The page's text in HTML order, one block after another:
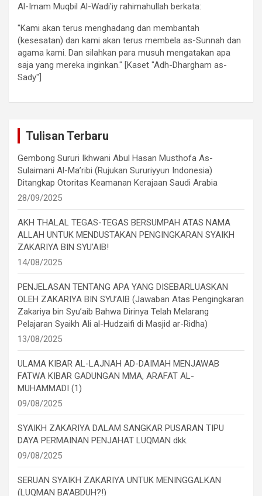
Al-Imam Muqbil Al-Wadi'iy rahimahullah berkata:
"Kami akan terus menghadang dan membantah
(kesesatan) dan kami akan terus membela as-Sunnah dan
agama kami. Dan silahkan para musuh mengatakan apa
saja yang mereka inginkan." [Kaset "Adh-Dhargham as-
Sady"]
Tulisan Terbaru
Gembong Sururi Ikhwani Abul Hasan Musthofa As-
Sulaimani Al-Ma’ribi (Rujukan Sururiyyun Indonesia)
Ditangkap Otoritas Keamanan Kerajaan Saudi Arabia
28/09/2025
AKH THALAL TEGAS-TEGAS BERSUMPAH ATAS NAMA
ALLAH UNTUK MENDUSTAKAN PENGINGKARAN SYAIKH
ZAKARIYA BIN SYU’AIB!
14/08/2025
PENJELASAN TENTANG APA YANG DISEBARLUASKAN
OLEH ZAKARIYA BIN SYU’AIB (Jawaban Atas Pengingkaran
Zakariya bin Syu’aib Bahwa Dirinya Telah Melarang
Pelajaran Syaikh Ali al-Hudzaifi di Masjid ar-Ridha)
13/08/2025
ULAMA KIBAR AL-LAJNAH AD-DAIMAH MENJAWAB
FATWA KIBAR GADUNGAN MMA, ARAFAT AL-
MUHAMMADI (1)
09/08/2025
SYAIKH ZAKARIYA DALAM SANGKAR PUSARAN TIPU
DAYA PERMAINAN PENJAHAT LUQMAN dkk.
09/08/2025
SERUAN SYAIKH ZAKARIYA UNTUK MENINGGALKAN
(LUQMAN BA’ABDUH?!)